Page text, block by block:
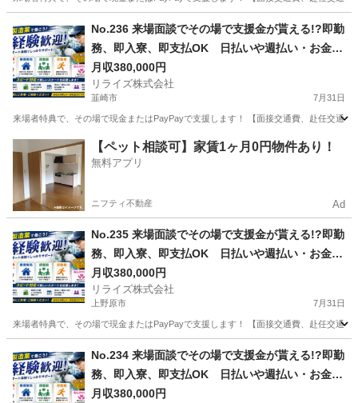
その他
No.236 来場面談でその場で支援金が貰える!?即勤
務、即入寮、即支払OK 日払いや週払い・お金住
む場所に困ってる方必見の案件です！簡単な電子
部品の製造・加工のお仕事♪
月収380,000円
リライズ株式会社
韮崎市 7月31日
来場者特典で、その場で現金またはPayPayで支援します！ 【面接交通費、赴任交通
韮崎市 その他 業務
【ペット相談可】家賃1ヶ月0円物件あり！
無料アプリ
ニフティ不動産 Ad
No.235 来場面談でその場で支援金が貰える!?即勤
務、即入寮、即支払OK 日払いや週払い・お金住
む場所に困ってる方必見の案件です！簡単な電子
部品の製造・加工のお仕事♪
月収380,000円
リライズ株式会社
上野原市 7月31日
来場者特典で、その場で現金またはPayPayで支援します！ 【面接交通費、赴任交通
業務
No.234 来場面談でその場で支援金が貰える!?即勤
務、即入寮、即支払OK 日払いや週払い・お金住
む場所に困ってる方必見の案件です！簡単な電子
月収380,000円